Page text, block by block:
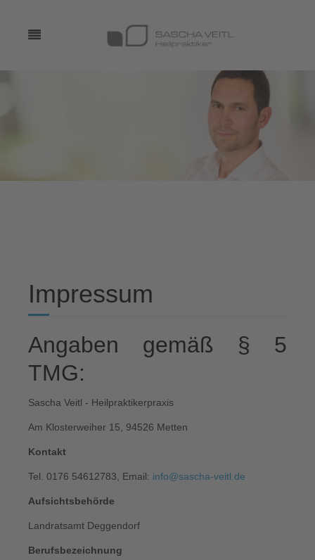
Impressum
Angaben gemäß § 5
TMG:
Sascha Veitl - Heilpraktikerpraxis
Am Klosterweiher 15, 94526 Metten
Kontakt
Tel. 0176 54612783, Email: info@sascha-veitl.de
Aufsichtsbehörde
Landratsamt Deggendorf
Berufsbezeichnung